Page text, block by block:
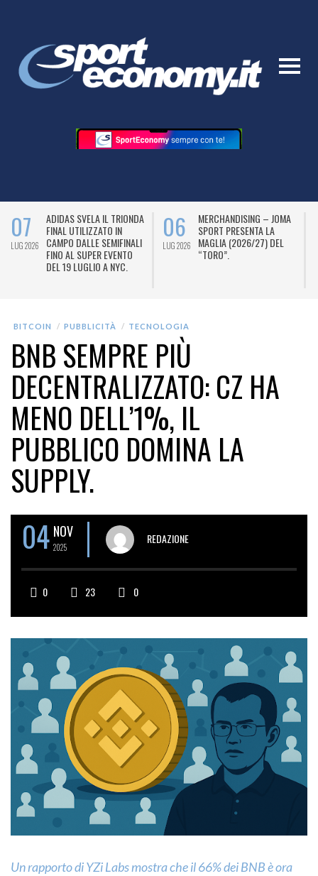
07
LUG 2026
ADIDAS SVELA IL TRIONDA
FINAL UTILIZZATO IN
CAMPO DALLE SEMIFINALI
FINO AL SUPER EVENTO
DEL 19 LUGLIO A NYC.
06
LUG 2026
MERCHANDISING – JOMA
SPORT PRESENTA LA
MAGLIA (2026/27) DEL
“TORO”.
BITCOIN PUBBLICITÀ TECNOLOGIA
BNB SEMPRE PIÙ
DECENTRALIZZATO: CZ HA
MENO DELL’1%, IL
PUBBLICO DOMINA LA
SUPPLY.
04 NOV
2025
REDAZIONE
0 23 0
Un rapporto di YZi Labs mostra che il 66% dei BNB è ora